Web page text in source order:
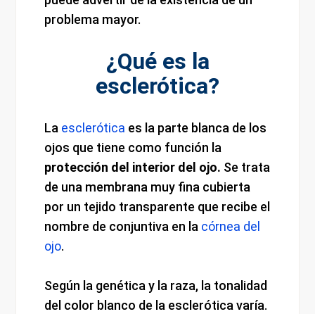
problema mayor.
¿Qué es la
esclerótica?
La esclerótica es la parte blanca de los
ojos que tiene como función la
protección del interior del ojo. Se trata
de una membrana muy fina cubierta
por un tejido transparente que recibe el
nombre de conjuntiva en la córnea del
ojo.
Según la genética y la raza, la tonalidad
del color blanco de la esclerótica varía.